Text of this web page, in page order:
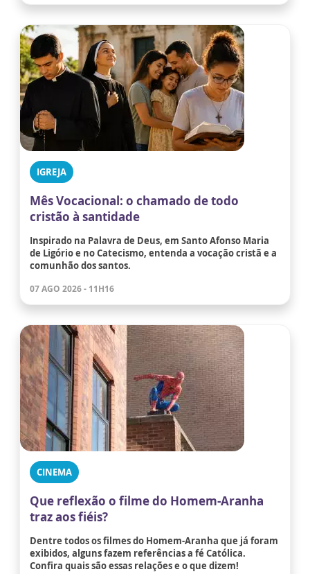
IGREJA
Mês Vocacional: o chamado de todo
cristão à santidade
Inspirado na Palavra de Deus, em Santo Afonso Maria
de Ligório e no Catecismo, entenda a vocação cristã e a
comunhão dos santos.
07 AGO 2026 - 11H16
CINEMA
Que reflexão o filme do Homem-Aranha
traz aos fiéis?
Dentre todos os filmes do Homem-Aranha que já foram
exibidos, alguns fazem referências a fé Católica.
Confira quais são essas relações e o que dizem!